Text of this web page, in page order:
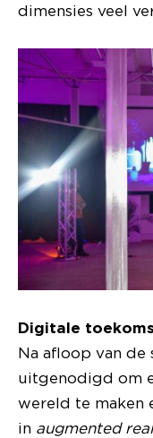
dimensies veel
Digitale
Na afloop van
uitgenodigd om
wereld te maken
in augmented